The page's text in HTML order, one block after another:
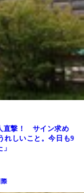
直撃！ サイン求め
れしいこと。今日も9